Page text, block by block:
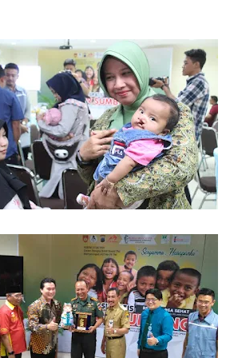
Dandim 0718/Pati Tinjau Langsung Progres
Modal Usaha Dibagikan! Ibu-Ibu PKK
Kodim 0718/Pati Gelar Nobar Kebangsaan
TNI Bersama Warga Gotong Royong Pasang
untuk Rakyat
Anggota Koramil 01/Pati Patroli Siskamling dan
Kodim 0718/Pati Gelar Nobar Kebangsaan Piala
Peletakan Batu Pertama Tandai Dimulainya
Koramil 13/Tlogowungu Gelar Patroli KDKMP